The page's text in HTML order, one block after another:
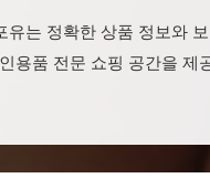
는 정확한 상품 정보와
용품 전문 쇼핑 공간을 제